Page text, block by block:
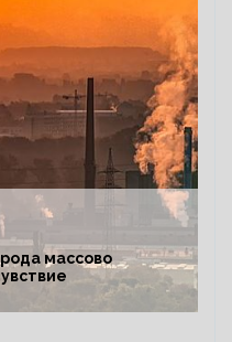
массово